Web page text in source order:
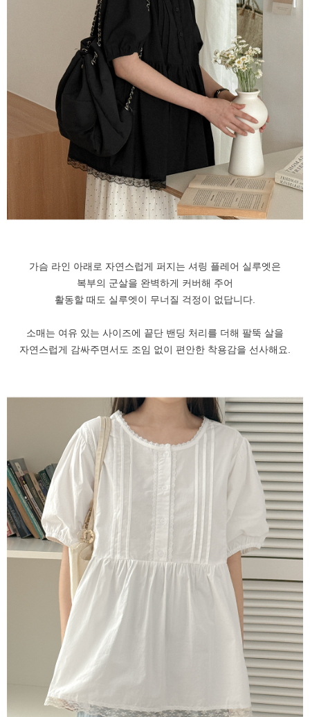
가슴 라인 아래로 자연스럽게 퍼지는 셔링 플레어 실루엣은
복부의 군살을 완벽하게 커버해 주어
활동할 때도 실루엣이 무너질 걱정이 없답니다.
소매는 여유 있는 사이즈에 끝단 밴딩 처리를 더해 팔뚝 살을
자연스럽게 감싸주면서도 조임 없이 편안한 착용감을 선사해요.